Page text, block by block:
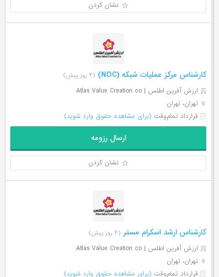
نشان کردن
کارشناس مرکز عملیات شبکه (NOC) (۴ روز پیش)
ارزش آفرین اطلس | Atlas Value Creation co
تهران، تهران
قرارداد تمام‌وقت (برای مشاهده حقوق وارد شوید)
ارسال رزومه
نشان کردن
کارشناس ارشد اسکرام مستر (۴ روز پیش)
ارزش آفرین اطلس | Atlas Value Creation co
تهران، تهران
قرارداد تمام‌وقت (برای مشاهده حقوق وارد شوید)